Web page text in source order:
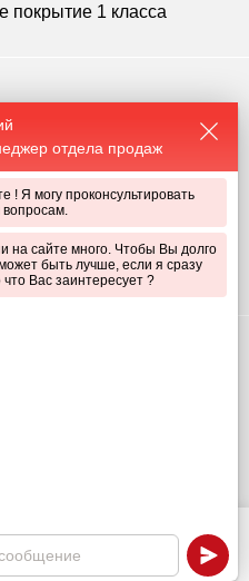
Калькулятор Чат
покрытие 1 класса
адгезию (сцепление)
с цинком
к ультрафиолету и
отдела продаж
! Я могу проконсультировать
вопросам.
на сайте много. Чтобы Вы долго
быть лучше, если я сразу
что Вас заинтересует ?